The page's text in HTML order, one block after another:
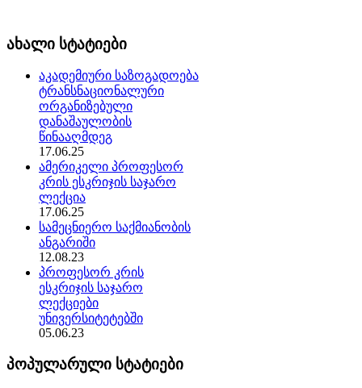
ახალი სტატიები
აკადემიური საზოგადოება
ტრანსნაციონალური
ორგანიზებული
დანაშაულობის
წინააღმდეგ
17.06.25
ამერიკელი პროფესორ
კრის ესკრიჯის საჯარო
ლექცია
17.06.25
სამეცნიერო საქმიანობის
ანგარიში
12.08.23
პროფესორ კრის
ესკრიჯის საჯარო
ლექციები
უნივერსიტეტებში
05.06.23
პოპულარული სტატიები